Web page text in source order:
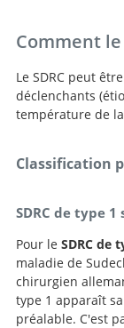
Comment le
Le SDRC peut
déclenchants
température de
Classification
SDRC de type
Pour le SDRC de
maladie de
chirurgien
type 1 apparaît
préalable. C'est